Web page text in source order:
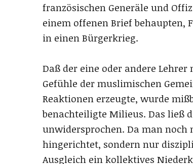
französischen Generäle und
einem offenen Brief behaupten,
in einen Bürgerkrieg.
Daß der eine oder andere
Gefühle der muslimischen
Reaktionen erzeugte, wurde
benachteiligte Milieus. Das ließ
unwidersprochen. Da man
hingerichtet, sondern nur
Ausgleich ein kollektives